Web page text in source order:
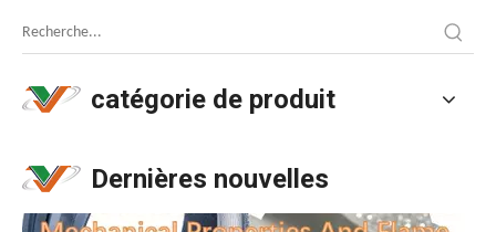
catégorie de produit
Dernières nouvelles